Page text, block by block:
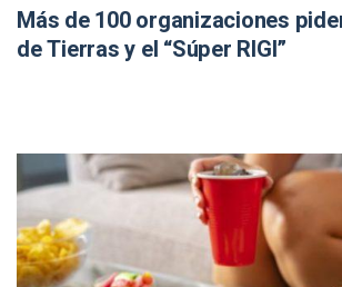
Más de 100 organizaciones
de Tierras y el “Súper RIGI”